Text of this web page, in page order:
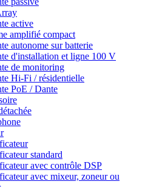
active
amplifié compact
autonome sur batterie
d'installation et ligne 100 V
de monitoring
Hi-Fi / résidentielle
PoE / Dante
standard
avec contrôle DSP
avec mixeur, zoneur ou